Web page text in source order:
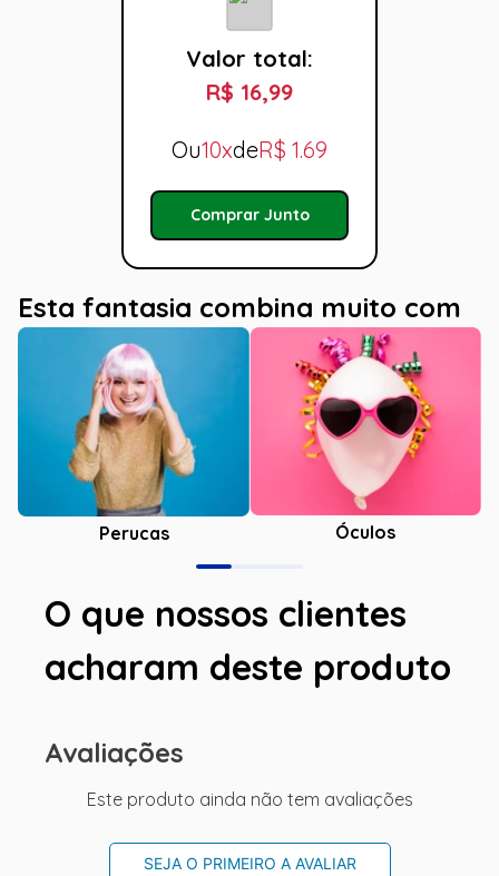
Valor total:
R$ 16,99
Ou10xdeR$ 1.69
Comprar Junto
Esta fantasia combina muito com
Perucas Óculos
O que nossos clientes
acharam deste produto
Avaliações
Este produto ainda não tem avaliações
SEJA O PRIMEIRO A AVALIAR